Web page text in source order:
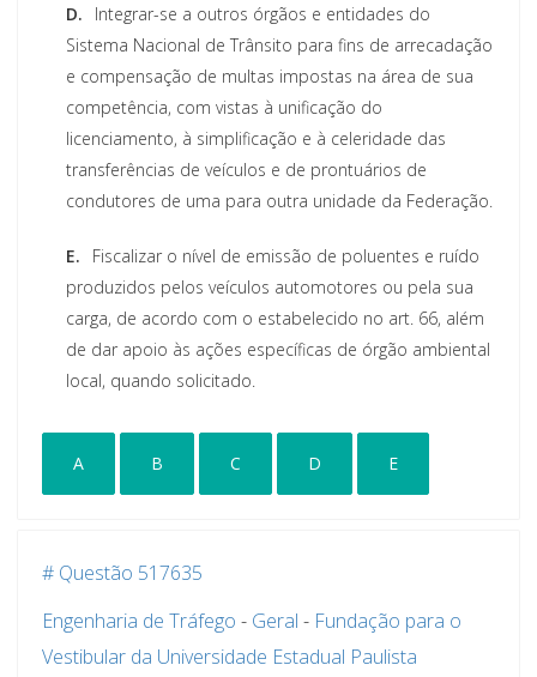
D.
Integrar-se a outros órgãos e entidades do
Sistema Nacional de Trânsito para fins de arrecadação
e compensação de multas impostas na área de sua
competência, com vistas à unificação do
licenciamento, à simplificação e à celeridade das
transferências de veículos e de prontuários de
condutores de uma para outra unidade da Federação.
E.
Fiscalizar o nível de emissão de poluentes e ruído
produzidos pelos veículos automotores ou pela sua
carga, de acordo com o estabelecido no art. 66, além
de dar apoio às ações específicas de órgão ambiental
local, quando solicitado.
A B C D E
# Questão 517635
Engenharia de Tráfego - Geral - Fundação para o
Vestibular da Universidade Estadual Paulista